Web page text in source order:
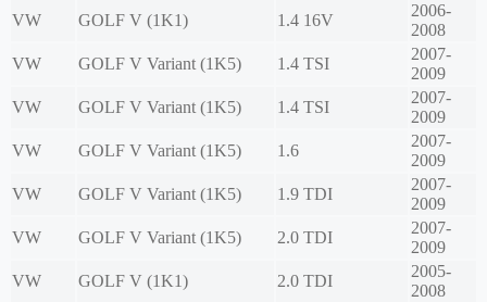
VW
GOLF V (1K1) 1.4 16V
2006-
2008
VW
GOLF V Variant (1K5) 1.4 TSI
2007-
2009
VW
GOLF V Variant (1K5) 1.4 TSI
2007-
2009
VW
GOLF V Variant (1K5) 1.6
2007-
2009
VW
GOLF V Variant (1K5) 1.9 TDI
2007-
2009
VW
GOLF V Variant (1K5) 2.0 TDI
2007-
2009
VW
GOLF V (1K1) 2.0 TDI
2005-
2008